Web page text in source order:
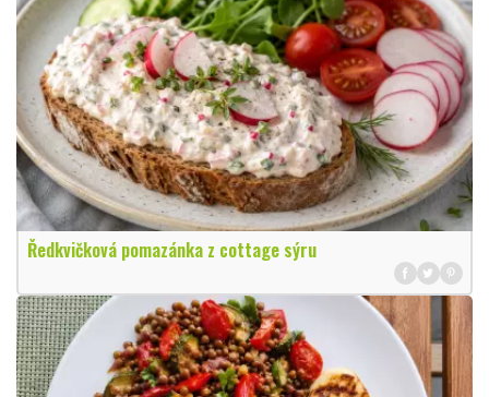
Ředkvičková pomazánka z cottage sýru